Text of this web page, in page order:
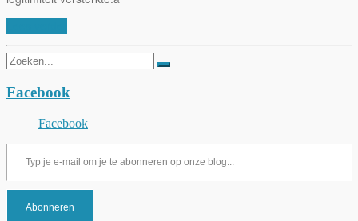
Zoeken
naar:
Facebook
Facebook
Typ je e-mail om je te abonneren op onze blog...
Abonneren